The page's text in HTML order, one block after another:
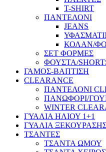
T-SHIRT
ΠΑΝΤΕΛΟΝΙ
JEANS
ΚΟΛΑΝ/
ΣΕΤ ΦΟΡΜΕΣ
ΦΟΥΣΤΑ/
ΓΑΜΟΣ-ΒΑΠΤΙΣΗ
CLEARANCE
ΠΑΝΤΕΛΟΝΙ
ΠΑΝΩΦΟΡΙ/
WINTER
ΓΥΑΛΙΑ ΗΛΙΟΥ 1+1
ΓΥΑΛΙΑ
ΤΣΑΝΤΕΣ
ΤΣΑΝΤΑ ΩΜΟΥ